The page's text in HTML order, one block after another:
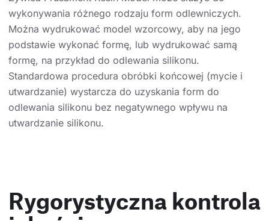
wykonywania różnego rodzaju form odlewniczych.
Można wydrukować model wzorcowy, aby na jego
podstawie wykonać formę, lub wydrukować samą
formę, na przykład do odlewania silikonu.
Standardowa procedura obróbki końcowej (mycie i
utwardzanie) wystarcza do uzyskania form do
odlewania silikonu bez negatywnego wpływu na
utwardzanie silikonu.
Rygorystyczna kontrola